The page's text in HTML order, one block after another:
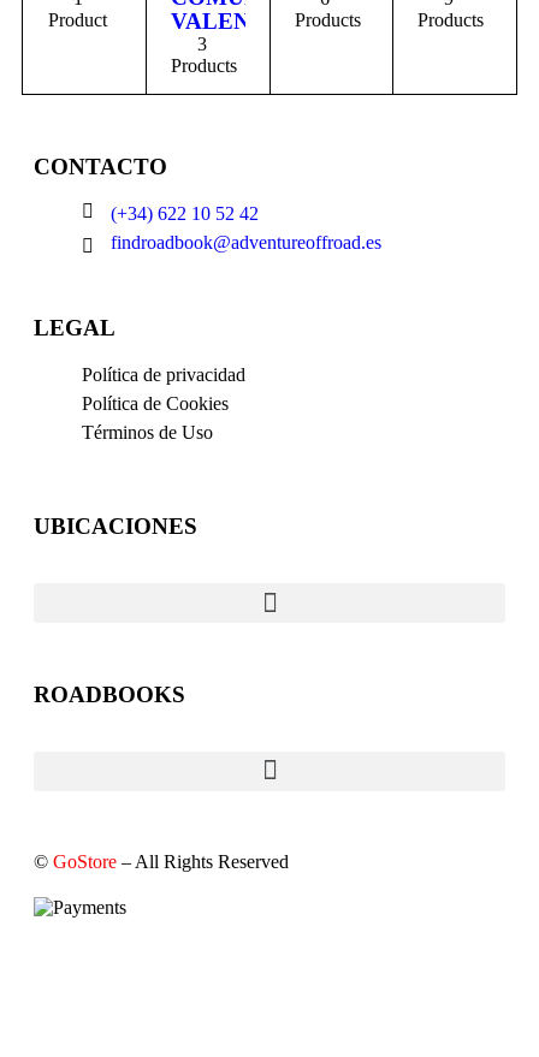
Product
VALENCIANA
3
Products
Products
Products
CONTACTO
(+34) 622 10 52 42
findroadbook@adventureoffroad.es
LEGAL
Política de privacidad
Política de Cookies
Términos de Uso
UBICACIONES
ROADBOOKS
© GoStore – All Rights Reserved